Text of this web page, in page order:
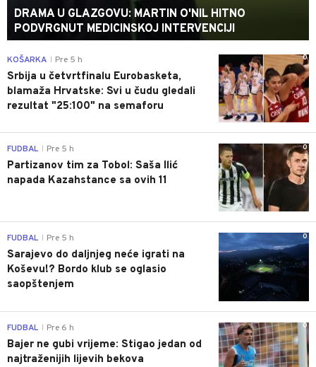
DRAMA U GLAZGOVU: MARTIN O'NIL HITNO
PODVRGNUT MEDICINSKOJ INTERVENCIJI
0
KOŠARKA Pre 5 h
Srbija u četvrtfinalu Eurobasketa,
blamaža Hrvatske: Svi u čudu gledali
rezultat "25:100" na semaforu
0
FUDBAL Pre 5 h
Partizanov tim za Tobol: Saša Ilić
napada Kazahstance sa ovih 11
0
FUDBAL Pre 5 h
Sarajevo do daljnjeg neće igrati na
Koševu!? Bordo klub se oglasio
saopštenjem
0
FUDBAL Pre 6 h
Bajer ne gubi vrijeme: Stigao jedan od
najtraženijih lijevih bekova